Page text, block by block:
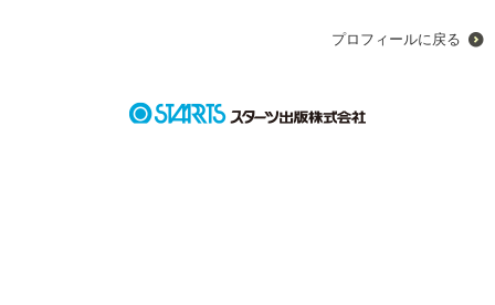
プロフィールに戻る